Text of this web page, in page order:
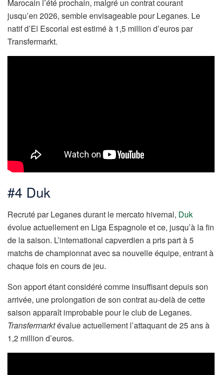
Marocain l’été prochain, malgré un contrat courant
jusqu’en 2026, semble envisageable pour Leganes. Le
natif d’El Escorial est estimé à 1,5 million d’euros par
Transfermarkt.
#4 Duk
Recruté par Leganes durant le mercato hivernal, Duk
évolue actuellement en Liga Espagnole et ce, jusqu’à la fin
de la saison. L’international capverdien a pris part à 5
matchs de championnat avec sa nouvelle équipe, entrant à
chaque fois en cours de jeu.
Son apport étant considéré comme insuffisant depuis son
arrivée, une prolongation de son contrat au-delà de cette
saison apparaît improbable pour le club de Leganes.
Transfermarktévalue actuellement l’attaquant de 25 ans à
1,2 million d’euros.